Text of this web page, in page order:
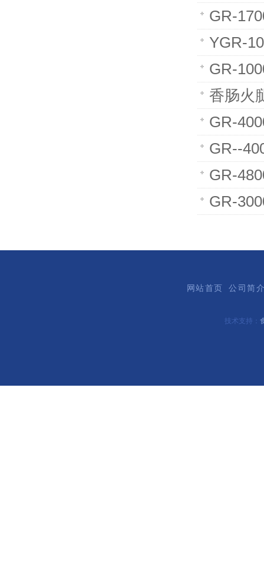
GR-
YGR-
GR-
香肠火
GR-
GR--
GR-
GR-
网站首页 公司简
技术支持：